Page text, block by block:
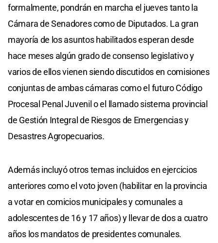
formalmente, pondrán en marcha el jueves tanto la
Cámara de Senadores como de Diputados. La gran
mayoría de los asuntos habilitados esperan desde
hace meses algún grado de consenso legislativo y
varios de ellos vienen siendo discutidos en comisiones
conjuntas de ambas cámaras como el futuro Código
Procesal Penal Juvenil o el llamado sistema provincial
de Gestión Integral de Riesgos de Emergencias y
Desastres Agropecuarios.
Además incluyó otros temas incluidos en ejercicios
anteriores como el voto joven (habilitar en la provincia
a votar en comicios municipales y comunales a
adolescentes de 16 y 17 años) y llevar de dos a cuatro
años los mandatos de presidentes comunales.